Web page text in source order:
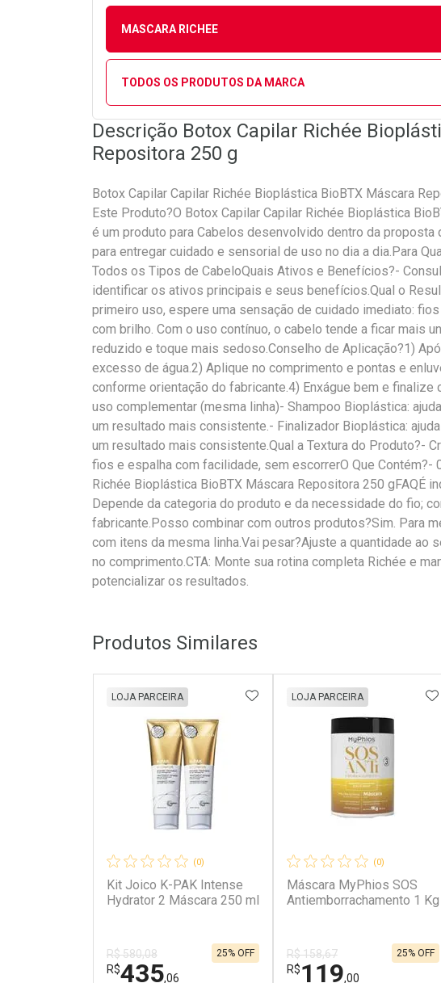
MASCARA RICHEE
TODOS OS PRODUTOS DA MARCA
Descrição Botox Capilar Richée
Repositora 250 g
Botox Capilar Capilar Richée Bioplástica BioBTX Máscara
Este Produto?O Botox Capilar Capilar Richée Bioplástica
é um produto para Cabelos desenvolvido dentro da proposta
para entregar cuidado e sensorial de uso no dia a dia.Para
Todos os Tipos de CabeloQuais Ativos e Benefícios?-
identificar os ativos principais e seus benefícios.Qual o
primeiro uso, espere uma sensação de cuidado imediato:
com brilho. Com o uso contínuo, o cabelo tende a ficar mais
reduzido e toque mais sedoso.Conselho de Aplicação?1)
excesso de água.2) Aplique no comprimento e pontas e
conforme orientação do fabricante.4) Enxágue bem e
uso complementar (mesma linha)- Shampoo Bioplástica:
um resultado mais consistente.- Finalizador Bioplástica:
um resultado mais consistente.Qual a Textura do Produto?-
fios e espalha com facilidade, sem escorrerO Que Contém?-
Richée Bioplástica BioBTX Máscara Repositora 250 gFAQÉ
Depende da categoria do produto e da necessidade do fio;
fabricante.Posso combinar com outros produtos?Sim. Para
com itens da mesma linha.Vai pesar?Ajuste a quantidade ao
no comprimento.CTA: Monte sua rotina completa Richée e
potencializar os resultados.
Produtos Similares
(0)
Kit Joico K-PAK Intense
Hydrator 2 Máscara 250 ml
LOJA PARCEIRA
R$ 580,08
R$435,06
25% OFF
ADICIONAR AOS FAVORITOS
(0)
Máscara MyPhios SOS
Antiemborrachamento 1 Kg
LOJA PARCEIRA
R$ 158,67
R$119,00
25% OFF